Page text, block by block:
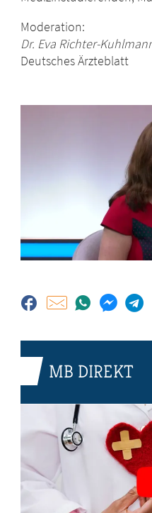
Moderation:
Dr. Eva Richter-
Deutsches Ärzteblatt
MB DIREKT